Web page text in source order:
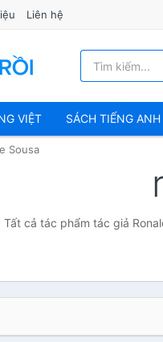
Liên hệ
VIỆT SÁCH TIẾNG ANH
Sousa
Tất cả tác phẩm tác giả